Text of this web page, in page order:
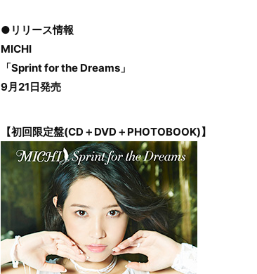
●リリース情報
MICHI
「Sprint for the Dreams」
9月21日発売
【初回限定盤(CD＋DVD＋PHOTOBOOK)】